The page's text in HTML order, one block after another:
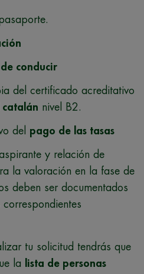
conducir
del certificado acreditativo
catalán nivel B2.
del pago de las tasas
y relación de
la valoración en la fase de
deben ser documentados
tu solicitud tendrás que
la
lista de personas